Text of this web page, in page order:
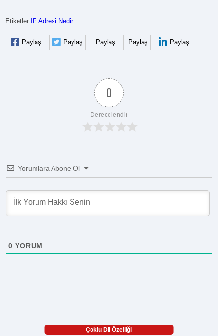
Etiketler IP Adresi Nedir
Paylaş Paylaş Paylaş Paylaş Paylaş
0
Derecelendir
Yorumlara Abone Ol
0 YORUM
Çoklu Dil Özelliği